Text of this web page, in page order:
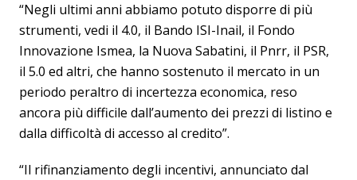
“Negli ultimi anni abbiamo potuto disporre di più
strumenti, vedi il 4.0, il Bando ISI-Inail, il Fondo
Innovazione Ismea, la Nuova Sabatini, il Pnrr, il PSR,
il 5.0 ed altri, che hanno sostenuto il mercato in un
periodo peraltro di incertezza economica, reso
ancora più difficile dall’aumento dei prezzi di listino e
dalla difficoltà di accesso al credito”.
“Il rifinanziamento degli incentivi, annunciato dal